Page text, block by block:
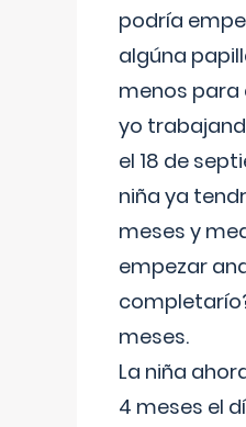
podría
algúna
menos
yo
el 18 de
niña ya
meses y
empezar
meses.
La niña
4 meses el